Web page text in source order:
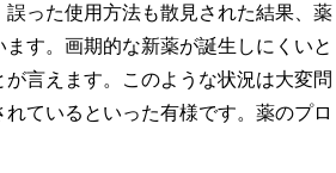
った使用方法も散見された結果、薬
す。画期的な新薬が誕生しにくいと
言えます。このような状況は大変問
ているといった有様です。薬のプロ